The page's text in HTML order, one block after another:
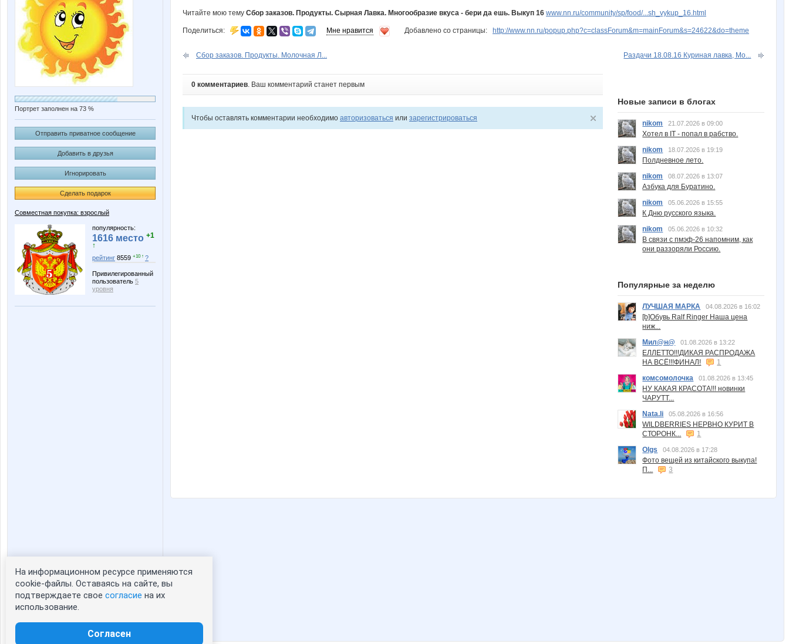
Портрет заполнен на 73 %
Отправить приватное сообщение
Добавить в друзья
Игнорировать
Сделать подарок
Совместная покупка: взрослый
популярность:
1616 место +1
↑
рейтинг 8559 +10 ↑ ?
Привилегированный
пользователь 5
уровня
Статистика портрета:
сейчас просматривают портрет - 0
зарегистрированные пользователи
Читайте мою тему Сбор заказов. Продукты. Сырная Лавка. Многообразие вкуса - бери да ешь. Выкуп 16 www.nn.ru/community/sp/food/...sh_vykup_16.html
Поделиться: Мне нравится Добавлено со страницы: http://www.nn.ru/popup.php?c=classForum&m=mainForum&s=24622&do=theme
Сбор заказов. Продукты. Молочная Л... Раздачи 18.08.16 Куриная лавка, Мо...
0 комментариев. Ваш комментарий станет первым
Чтобы оставлять комментарии необходимо авторизоваться или зарегистрироваться
Новые записи в блогах
nikom 21.07.2026 в 09:00
Хотел в IT - попал в рабство.
nikom
18.07.2026 в 19:19
Полдневное лето.
nikom
08.07.2026 в 13:07
Азбука для Буратино.
nikom
05.06.2026 в 15:55
К Дню русского языка.
nikom
05.06.2026 в 10:32
В связи с пмэф-26 напомним, как
они раззоряли Россию.
Популярные за неделю
ЛУЧШАЯ МАРКА 04.08.2026 в 16:02
[b]Обувь Ralf Ringer Наша цена
ниж...
Мил@н@
01.08.2026 в 13:22
ЕЛЛЕТТО!!!ДИКАЯ РАСПРОДАЖА
НА ВСЁ!!!ФИНАЛ!
1
комсомолочка
01.08.2026 в 13:45
НУ КАКАЯ КРАСОТА!!! новинки
ЧАРУТТ...
Nata.li
05.08.2026 в 16:56
WILDBERRIES НЕРВНО КУРИТ В
СТОРОНК...
1
Olgs
04.08.2026 в 17:28
Фото вещей из китайского выкупа!
П...
3
На информационном ресурсе применяются
cookie-файлы. Оставаясь на сайте, вы
подтверждаете свое согласие на их
использование.
Согласен